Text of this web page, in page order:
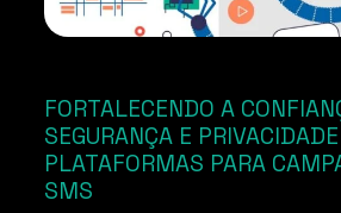
FORTALECENDO A
SEGURANÇA E
PLATAFORMAS PARA
SMS